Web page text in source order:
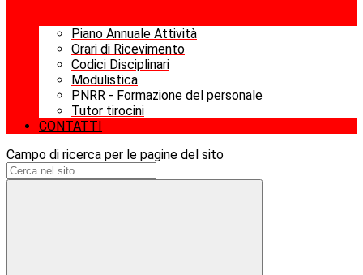
Piano Annuale Attività
Orari di Ricevimento
Codici Disciplinari
Modulistica
PNRR - Formazione del personale
Tutor tirocini
CONTATTI
Campo di ricerca per le pagine del sito